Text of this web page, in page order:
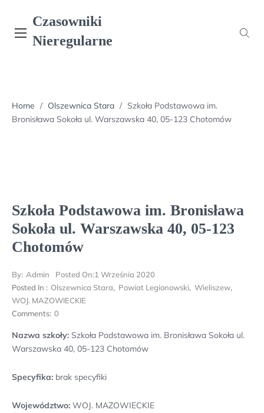
content
Czasowniki
Nieregularne
Home / Olszewnica Stara / Szkoła Podstawowa im.
Bronisława Sokoła ul. Warszawska 40, 05-123 Chotomów
Szkoła Podstawowa im. Bronisława
Sokoła ul. Warszawska 40, 05-123
Chotomów
By: Admin Posted On:1 Września 2020
Posted In : Olszewnica Stara, Powiat Legionowski, Wieliszew,
WOJ. MAZOWIECKIE
Comments: 0
Nazwa szkoły: Szkoła Podstawowa im. Bronisława Sokoła ul.
Warszawska 40, 05-123 Chotomów
Specyfika: brak specyfiki
Województwo: WOJ. MAZOWIECKIE